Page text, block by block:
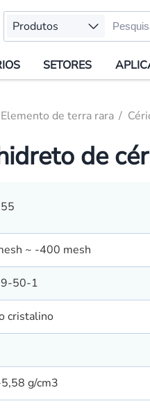
Produtos
SETORES
Elemento de terra rara
de
~ -400 mesh
50-1
cristalino
g/cm3